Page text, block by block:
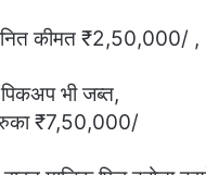
i
कीमत ₹2,50,000/ ,
भी जब्त,
₹7,50,000/